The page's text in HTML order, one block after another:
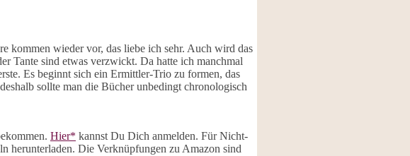
kommen wieder vor, das liebe ich sehr. Auch wird das
Tante sind etwas verzwickt. Da hatte ich manchmal
Es beginnt sich ein Ermittler-Trio zu formen, das
sollte man die Bücher unbedingt chronologisch
Hier* kannst Du Dich anmelden. Für Nicht-
herunterladen. Die Verknüpfungen zu Amazon sind